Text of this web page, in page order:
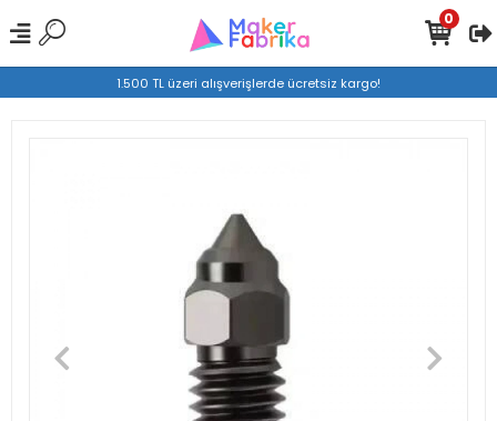
1.500 TL üzeri alışverişlerde ücretsiz kargo!
0